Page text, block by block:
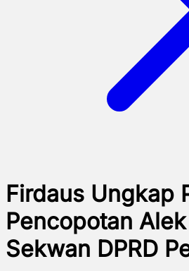
Firdaus Ungkap
Pencopotan
Sekwan DPRD